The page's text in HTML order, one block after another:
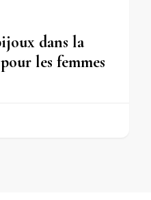
dans la
les femmes